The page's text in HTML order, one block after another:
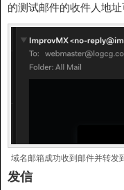
的测试邮件的收件人地址
域名邮箱成功收到邮件并转发
发信